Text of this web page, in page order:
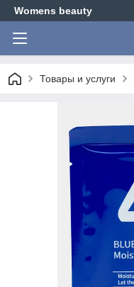
Womens beauty
Товары и услуги